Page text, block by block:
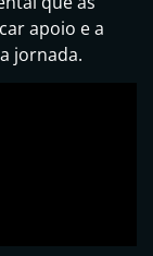
apoio e a
jornada.